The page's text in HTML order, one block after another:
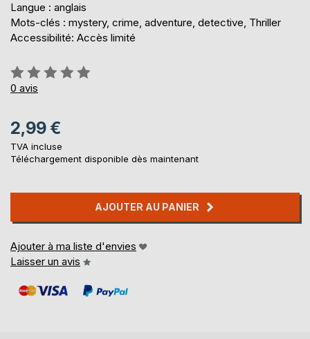
Langue : anglais
Mots-clés : mystery, crime, adventure, detective, Thriller
Accessibilité: Accès limité
Évaluation:
0%
0 avis
2,99 €
TVA incluse
Téléchargement disponible dès maintenant
AJOUTER AU PANIER
Ajouter à ma liste d'envies
Laisser un avis